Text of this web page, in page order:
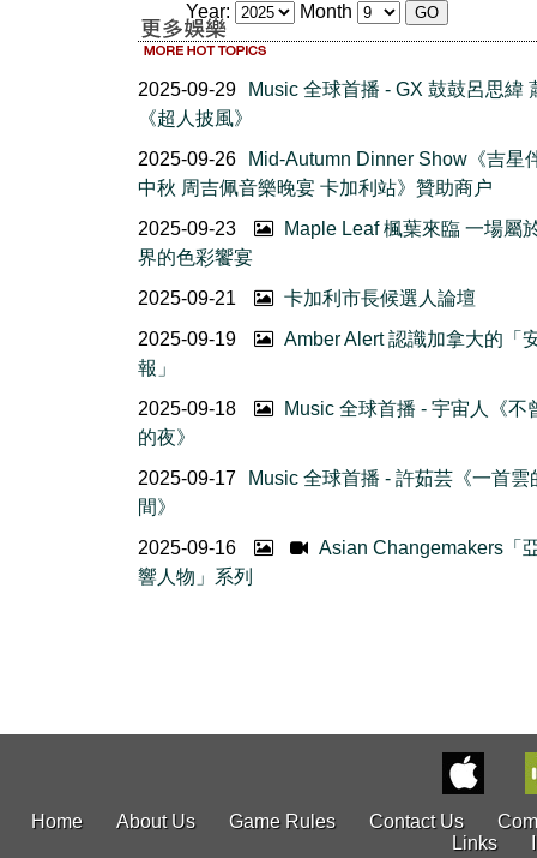
Year: Month
2025-09-29
Music 全球首播 - GX 鼓鼓呂思緯
《超人披風》
2025-09-26
Mid-Autumn Dinner Show《吉星
中秋 周吉佩音樂晚宴 卡加利站》贊助商户
2025-09-23
Maple Leaf 楓葉來臨 一場屬
界的色彩饗宴
2025-09-21
卡加利市長候選人論壇
2025-09-19
Amber Alert 認識加拿大的「
報」
2025-09-18
Music 全球首播 - 宇宙人《不
的夜》
2025-09-17
Music 全球首播 - 許茹芸《一首雲
間》
2025-09-16
Asian Changemakers「
響人物」系列
Home About Us Game Rules Contact Us
Links